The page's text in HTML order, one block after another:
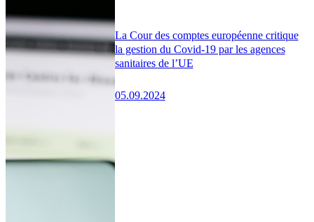
La Cour des comptes européenne critique
la gestion du Covid-19 par les agences
sanitaires de l’UE
05.09.2024